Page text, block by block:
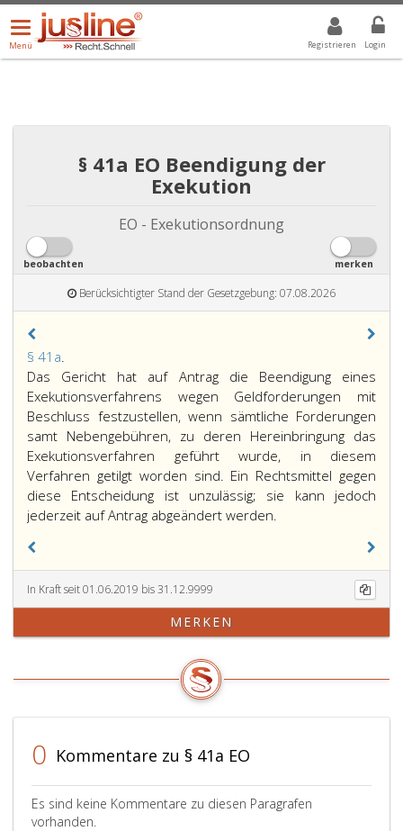
Registrieren Login
Menü
öffnen/schließen
Menü
ALLE DROPDOWN: GEWÄHLTER WERT IST ALLE
§ 41a EO Beendigung der
Exekution
EO - Exekutionsordnung
beobachten merken
Berücksichtigter Stand der Gesetzgebung: 07.08.2026
§ 41a.
41
a,
Das Gericht hat auf Antrag die Beendigung eines
Exekutionsverfahrens wegen Geldforderungen mit
Beschluss festzustellen, wenn sämtliche Forderungen
samt Nebengebühren, zu deren Hereinbringung das
Exekutionsverfahren geführt wurde, in diesem
Verfahren getilgt worden sind. Ein Rechtsmittel gegen
diese Entscheidung ist unzulässig; sie kann jedoch
jederzeit auf Antrag abgeändert werden.
In Kraft seit 01.06.2019 bis 31.12.9999
MERKEN
0 Kommentare zu § 41a EO
Es sind keine Kommentare zu diesen Paragrafen
vorhanden.